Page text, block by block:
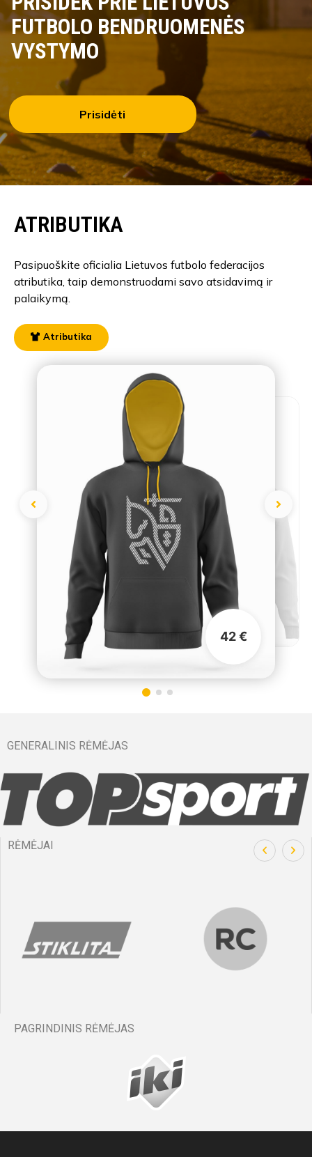
FUTBOLO BENDRUOMENĖS
VYSTYMO
Prisidėti
42 €
ATRIBUTIKA
Pasipuoškite oficialia Lietuvos futbolo federacijos
atributika, taip demonstruodami savo atsidavimą ir
palaikymą.
Atributika
GENERALINIS RĖMĖJAS
RĖMĖJAI
PAGRINDINIS RĖMĖJAS